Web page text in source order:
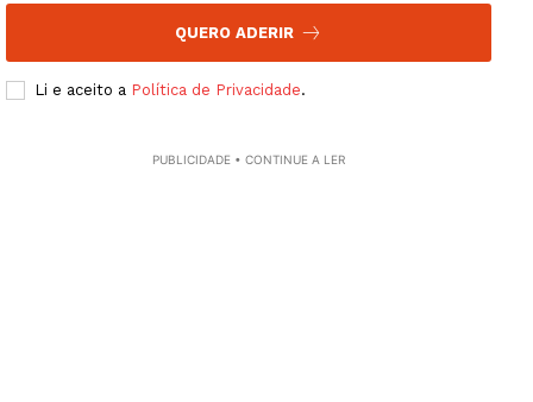
QUERO ADERIR
Li e aceito a Política de Privacidade.
PUBLICIDADE • CONTINUE A LER